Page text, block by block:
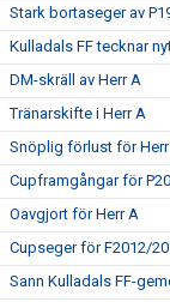
Stark bortaseger av
Kulladals FF tecknar
DM-skräll av Herr A
Tränarskifte i Herr A
Snöplig förlust för
Cupframgångar för
Oavgjort för Herr A
Cupseger för F2012/
Sann Kulladals FF-